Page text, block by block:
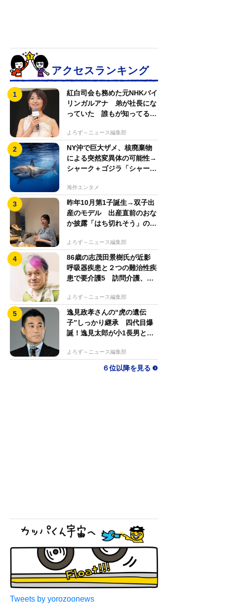
NY沖で巨大ザメ、核廃棄物
による突然変異体の可能性→
シャーク＋ゴジラ「シャーク
ジラ」の捕獲作戦が展開
海外エンタメ
昨年10月第1子誕生→双子出
産のモデル 出産直前のおな